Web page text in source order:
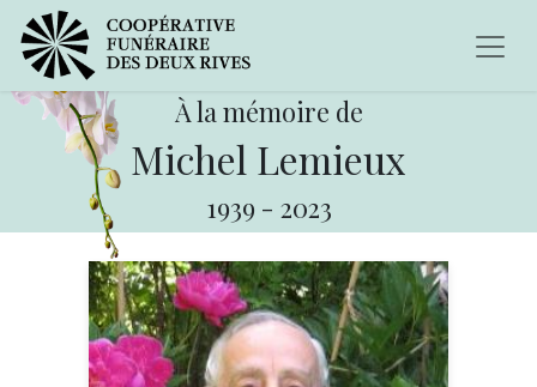
À la mémoire de
Michel Lemieux
1939 - 2023